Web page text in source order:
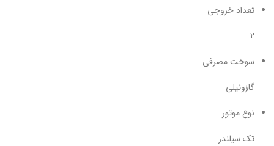
تعداد خروجی
2
سوخت مصرفی
گازوئیلی
نوع موتور
تک سیلندر